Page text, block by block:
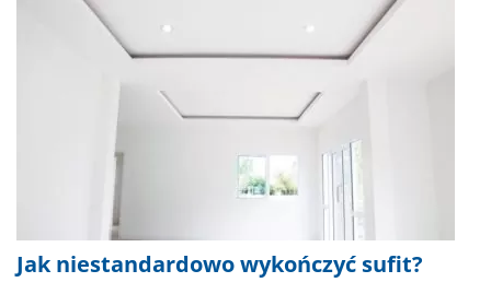
Jak niestandardowo wykończyć sufit?